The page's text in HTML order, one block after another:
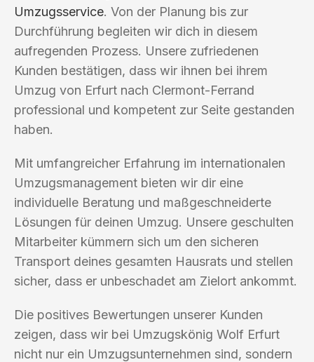
Umzugsservice. Von der Planung bis zur
Durchführung begleiten wir dich in diesem
aufregenden Prozess. Unsere zufriedenen
Kunden bestätigen, dass wir ihnen bei ihrem
Umzug von Erfurt nach Clermont-Ferrand
professional und kompetent zur Seite gestanden
haben.
Mit umfangreicher Erfahrung im internationalen
Umzugsmanagement bieten wir dir eine
individuelle Beratung und maßgeschneiderte
Lösungen für deinen Umzug. Unsere geschulten
Mitarbeiter kümmern sich um den sicheren
Transport deines gesamten Hausrats und stellen
sicher, dass er unbeschadet am Zielort ankommt.
Die positives Bewertungen unserer Kunden
zeigen, dass wir bei Umzugskönig Wolf Erfurt
nicht nur ein Umzugsunternehmen sind, sondern